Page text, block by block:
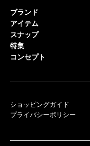
ブランド
アイテム
スナップ
特集
コンセプト
ショッピングガイド
プライバシーポリシー